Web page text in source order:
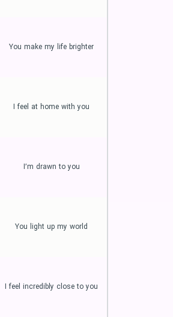
You make my life brighter
I feel at home with you
I’m drawn to you
You light up my world
I feel incredibly close to you